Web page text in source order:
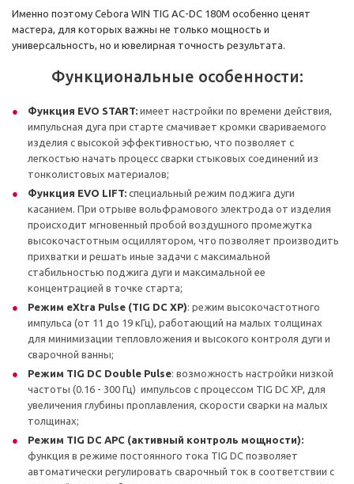
Именно поэтому Cebora WIN TIG AC-DC 180M особенно ценят
мастера, для которых важны не только мощность и
универсальность, но и ювелирная точность результата.
Функциональные особенности:
Функция EVO START: имеет настройки по времени действия,
импульсная дуга при старте смачивает кромки свариваемого
изделия с высокой эффективностью, что позволяет с
легкостью начать процесс сварки стыковых соединений из
тонколистовых материалов;
Функция EVO LIFT: специальный режим поджига дуги
касанием. При отрыве вольфрамового электрода от изделия
происходит мгновенный пробой воздушного промежутка
высокочастотным осциллятором, что позволяет производить
прихватки и решать иные задачи с максимальной
стабильностью поджига дуги и максимальной ее
концентрацией в точке старта;
Режим eXtra Pulse (TIG DC XP): режим высокочастотного
импульса (от 11 до 19 кГц), работающий на малых толщинах
для минимизации тепловложения и высокого контроля дуги и
сварочной ванны;
Режим TIG DC Double Pulse: возможность настройки низкой
частоты (0.16 - 300 Гц) импульсов с процессом TIG DC XP, для
увеличения глубины проплавления, скорости сварки на малых
толщинах;
Режим TIG DC APC (активный контроль мощности):
функция в режиме постоянного тока TIG DC позволяет
автоматически регулировать сварочный ток в соответствии с